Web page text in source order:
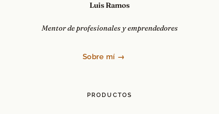
Luis Ramos
Mentor de profesionales y emprendedores
Sobre mí →
PRODUCTOS